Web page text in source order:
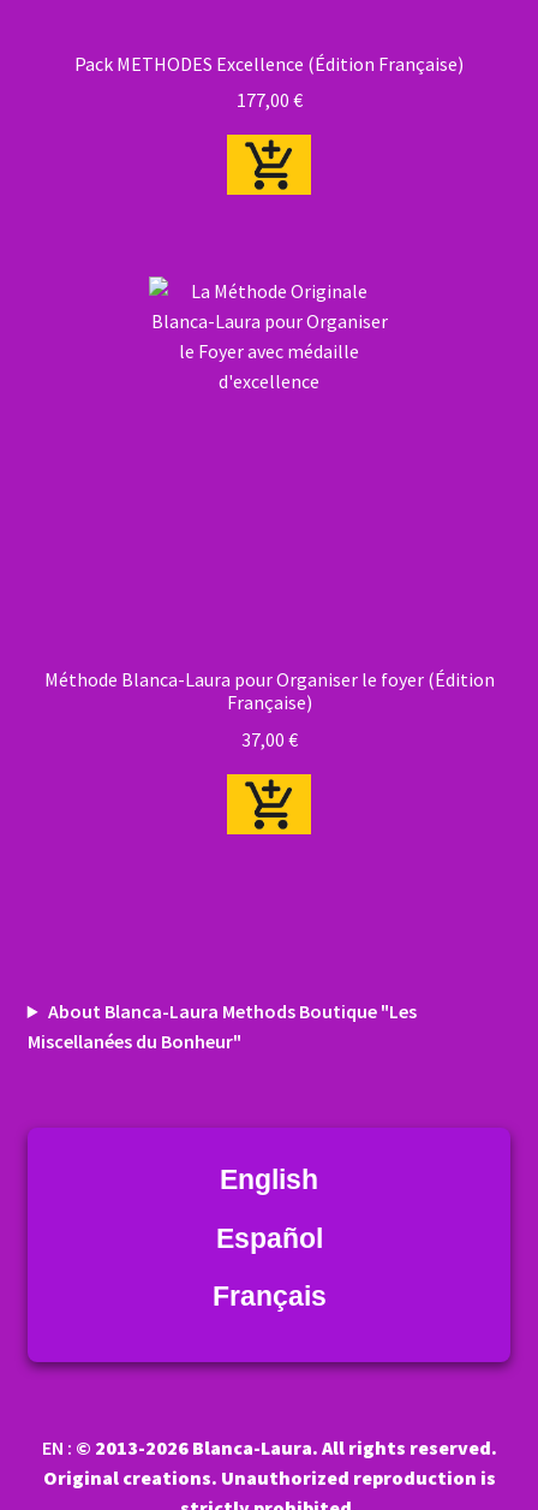
Pack METHODES Excellence (Édition Française)
177,00 €
Méthode Blanca-Laura pour Organiser le foyer (Édition
Française)
37,00 €
About Blanca-Laura Methods Boutique "Les
Miscellanées du Bonheur"
English
Español
Français
EN : © 2013-2026 Blanca-Laura. All rights reserved.
Original creations. Unauthorized reproduction is